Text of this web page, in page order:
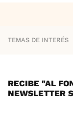
TEMAS DE INTERÉS
RECIBE "AL
NEWSLETTER